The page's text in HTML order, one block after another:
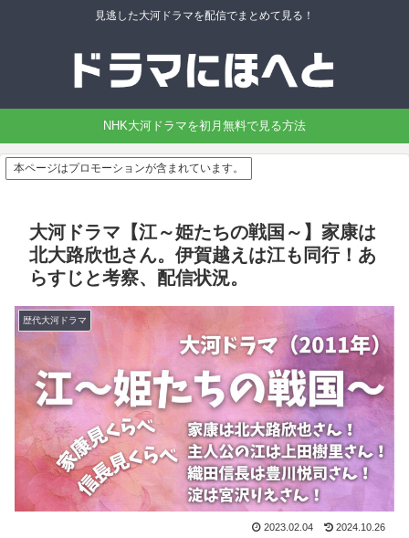
見逃した大河ドラマを配信でまとめて見る！
NHK大河ドラマを初月無料で見る方法
本ページはプロモーションが含まれています。
大河ドラマ【江～姫たちの戦国～】家康は
北大路欣也さん。伊賀越えは江も同行！あ
らすじと考察、配信状況。
歴代大河ドラマ
2023.02.04 2024.10.26